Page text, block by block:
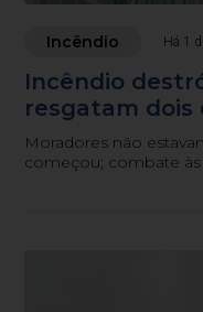
Incêndio Há 1
Incêndio
resgatam dois
Moradores não
começou; combate